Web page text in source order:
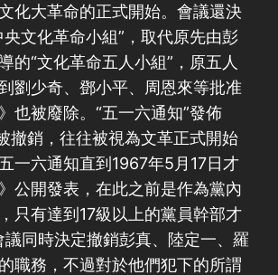
化大革命的正式開始。會議還決
央文化革命小組”，取代原先由彭
的“文化革命五人小組”，原五人
劉少奇、鄧小平、周恩來等批准
也被廢除。“五一六通知”發佈
撤銷，往往被視為文革正式開始
一六通知直到1967年5月17日才
公開發表，在此之前是作為黨內
只有達到17級以上的黨員幹部才
同時決定撤銷彭真、陸定一、羅
職務，不過對於他們犯下的所謂